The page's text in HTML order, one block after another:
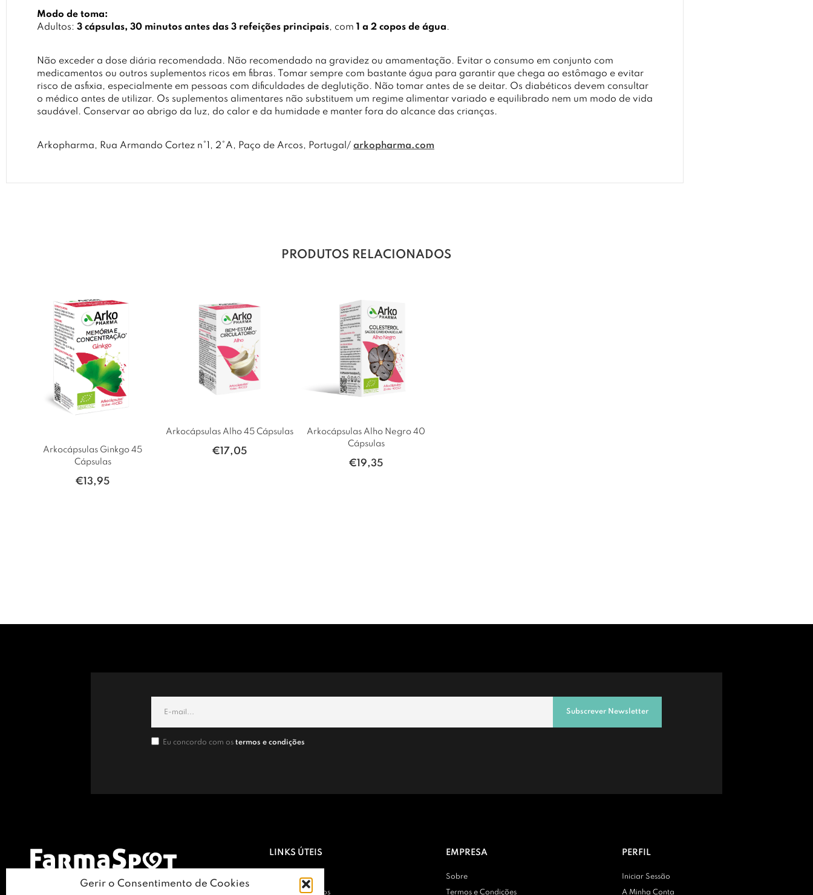
Gerir o Consentimento de Cookies
Modo de toma:
Adultos: 3 cápsulas, 30 minutos antes das 3 refeições principais, com 1 a 2 copos de água.
Não exceder a dose diária recomendada. Não recomendado na gravidez ou amamentação. Evitar o consumo em conjunto com
medicamentos ou outros suplementos ricos em fibras. Tomar sempre com bastante água para garantir que chega ao estômago e evitar
risco de asfixia, especialmente em pessoas com dificuldades de deglutição. Não tomar antes de se deitar. Os diabéticos devem consultar
o médico antes de utilizar. Os suplementos alimentares não substituem um regime alimentar variado e equilibrado nem um modo de vida
saudável. Conservar ao abrigo da luz, do calor e da humidade e manter fora do alcance das crianças.
Arkopharma, Rua Armando Cortez n°1, 2°A, Paço de Arcos, Portugal/ arkopharma.com
PRODUTOS RELACIONADOS
Arkocápsulas Ginkgo 45
Cápsulas
€13,95
Arkocápsulas Alho 45 Cápsulas
€17,05
Arkocápsulas Alho Negro 40
Cápsulas
€19,35
Subscrever Newsletter
Eu concordo com os termos e condições
LINKS ÚTEIS
Contactos
Entregas e Envios
EMPRESA
Sobre
Termos e Condições
PERFIL
Iniciar Sessão
A Minha Conta